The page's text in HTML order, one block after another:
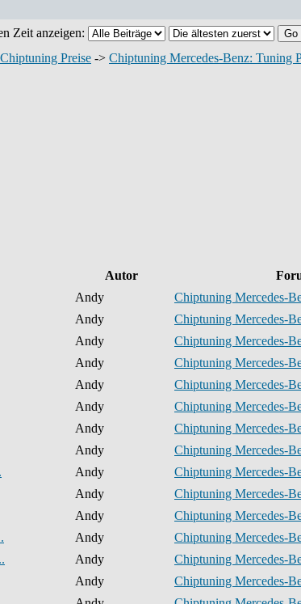
Zeit anzeigen:
Chiptuning Preise -> Chiptuning Mercedes-Benz: Tuning
Autor
Andy Chiptuning Mercedes-
Andy Chiptuning Mercedes-
Andy Chiptuning Mercedes-
Andy Chiptuning Mercedes-
Andy Chiptuning Mercedes-
Andy Chiptuning Mercedes-
Andy Chiptuning Mercedes-
Andy Chiptuning Mercedes-
Andy Chiptuning Mercedes-
Andy Chiptuning Mercedes-
Andy Chiptuning Mercedes-
Andy Chiptuning Mercedes-
Andy Chiptuning Mercedes-
Andy Chiptuning Mercedes-